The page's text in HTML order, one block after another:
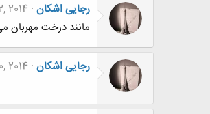
رجایی اشکان 2014
مانند درخت مهربان
رجایی اشکان 2014